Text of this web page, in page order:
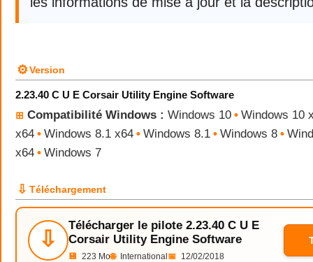
⚙Version
2.23.40 C U E Corsair Utility Engine Software
⊞ Compatibilité Windows : Windows 10 • Windows 10
x64 • Windows 8.1 x64 • Windows 8.1 • Windows 8 •
x64 • Windows 7
⇩ Téléchargement
⇩
Télécharger le pilote 2.23.40 C U E
Corsair Utility Engine Software
💾 223 Mo🌐 International 📅 12/02/2018